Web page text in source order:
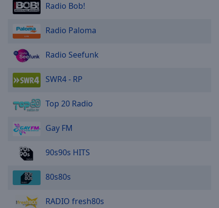
Family
Reset
Done
Close
Dialog
End
dialog
Radio Bob!
Radio Paloma
Radio Seefunk
SWR4 - RP
Top 20 Radio
Gay FM
90s90s HITS
80s80s
RADIO fresh80s